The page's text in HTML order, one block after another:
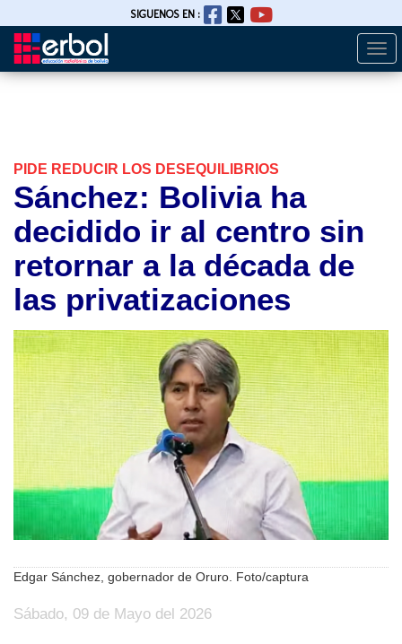
Pasar
SIGUENOS EN :
PIDE REDUCIR LOS DESEQUILIBRIOS
Sánchez: Bolivia ha
decidido ir al centro sin
retornar a la década de
las privatizaciones
Edgar Sánchez, gobernador de Oruro. Foto/captura
Sábado, 09 de Mayo del 2026